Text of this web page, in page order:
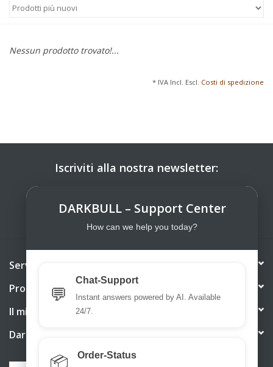
Ottica e laser
Marche
Nessun prodotto trovato!...
* IVA Incl. Escl. Costi di spedizione
Iscriviti alla nostra newsletter:
Servizio di assistenza
Prodotti
Il mio account
DarkBull TrendStore
DARKBULL – Support Center
How can we help you today?
💬
Chat-Support
Instant answers powered by AI. Available
24/7.
📦 Order-Status